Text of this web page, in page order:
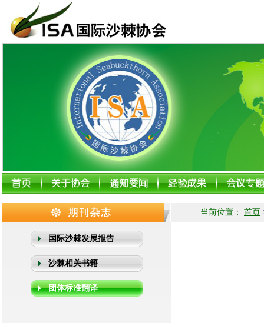
当前位置： 首页
国际沙棘发展报告
沙棘相关书籍
团体标准翻译